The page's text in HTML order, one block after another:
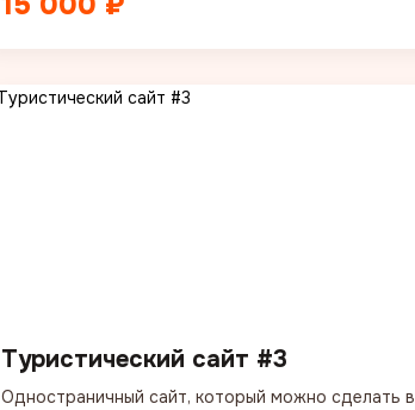
Туристический сайт #3
Одностраничный сайт, который можно сделать в